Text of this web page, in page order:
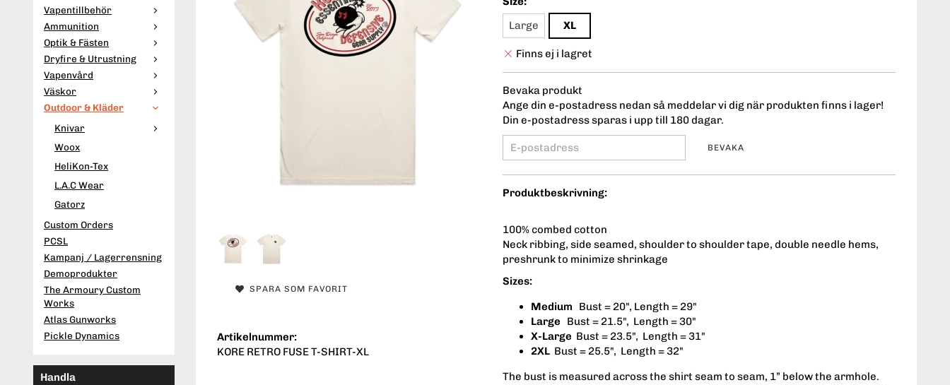
Vapentillbehör
Ammunition
Optik & Fästen
Dryfire & Utrustning
Vapenvård
Väskor
Outdoor & Kläder
Knivar
Woox
HeliKon-Tex
L.A.C Wear
Gatorz
Custom Orders
PCSL
Kampanj / Lagerrensning
Demoprodukter
The Armoury Custom
Works
Atlas Gunworks
Pickle Dynamics
Handla
Large
XL
Finns ej i lagret
Bevaka produkt
Ange din e-postadress nedan så meddelar vi dig när produkten finns i lager!
Din e-postadress sparas i upp till 180 dagar.
BEVAKA
Produktbeskrivning:
100% combed cotton
Neck ribbing, side seamed, shoulder to shoulder tape, double needle hems,
preshrunk to minimize shrinkage
Sizes:
Medium Bust = 20", Length = 29"
Large Bust = 21.5", Length = 30"
X-Large Bust = 23.5", Length = 31"
2XL Bust = 25.5", Length = 32"
The bust is measured across the shirt seam to seam, 1” below the armhole.
SPARA SOM FAVORIT
Artikelnummer:
KORE RETRO FUSE T-SHIRT-XL